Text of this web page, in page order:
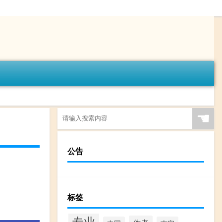
☚
公告
标签